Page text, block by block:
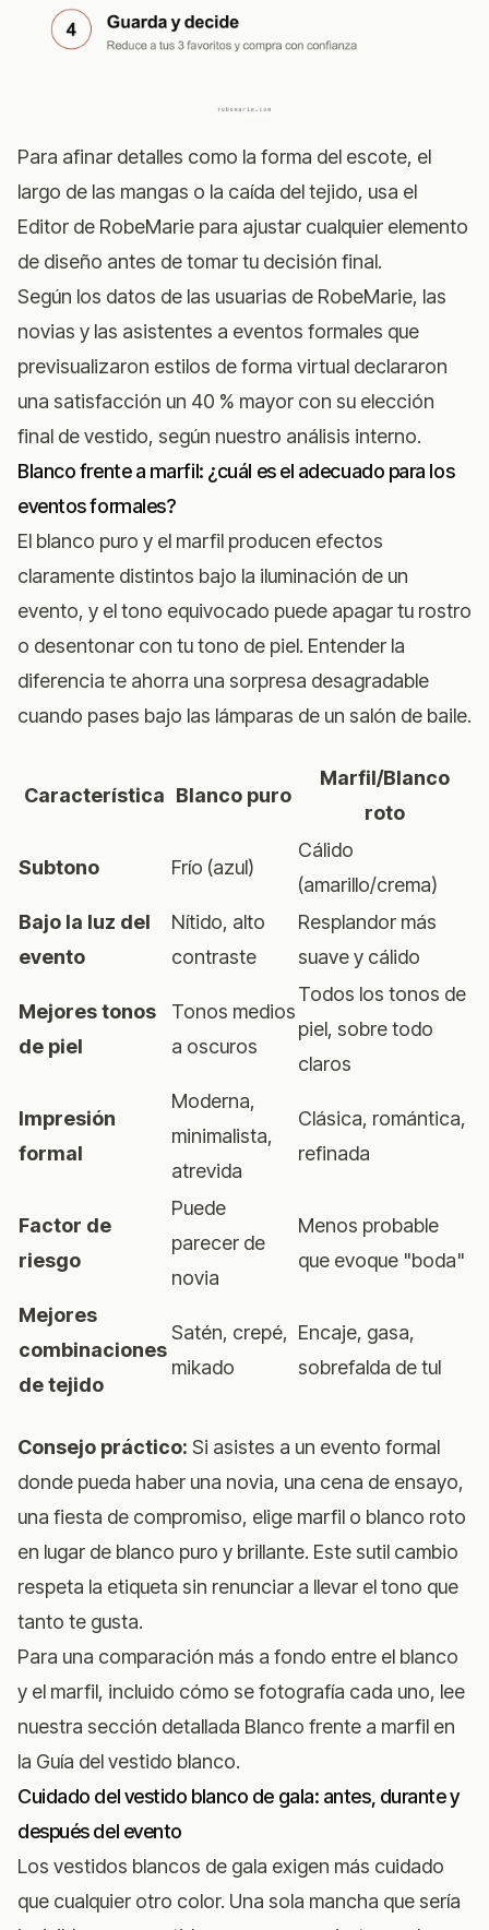
Para afinar detalles como la forma del escote, el
largo de las mangas o la caída del tejido, usa el
Editor de RobeMarie para ajustar cualquier elemento
de diseño antes de tomar tu decisión final.
Según los datos de las usuarias de RobeMarie, las
novias y las asistentes a eventos formales que
previsualizaron estilos de forma virtual declararon
una satisfacción un 40 % mayor con su elección
final de vestido, según nuestro análisis interno.
Blanco frente a marfil: ¿cuál es el adecuado para los
eventos formales?
El blanco puro y el marfil producen efectos
claramente distintos bajo la iluminación de un
evento, y el tono equivocado puede apagar tu rostro
o desentonar con tu tono de piel. Entender la
diferencia te ahorra una sorpresa desagradable
cuando pases bajo las lámparas de un salón de baile.
Característica Blanco puro
Marfil/Blanco
roto
Subtono Frío (azul)
Cálido
(amarillo/crema)
Bajo la luz del
evento
Nítido, alto
contraste
Resplandor más
suave y cálido
Mejores tonos
de piel
Tonos medios
a oscuros
Todos los tonos de
piel, sobre todo
claros
Impresión
formal
Moderna,
minimalista,
atrevida
Clásica, romántica,
refinada
Factor de
riesgo
Puede
parecer de
novia
Menos probable
que evoque "boda"
Mejores
combinaciones
de tejido
Satén, crepé,
mikado
Encaje, gasa,
sobrefalda de tul
Consejo práctico: Si asistes a un evento formal
donde pueda haber una novia, una cena de ensayo,
una fiesta de compromiso, elige marfil o blanco roto
en lugar de blanco puro y brillante. Este sutil cambio
respeta la etiqueta sin renunciar a llevar el tono que
tanto te gusta.
Para una comparación más a fondo entre el blanco
y el marfil, incluido cómo se fotografía cada uno, lee
nuestra sección detallada Blanco frente a marfil en
la Guía del vestido blanco.
Cuidado del vestido blanco de gala: antes, durante y
después del evento
Los vestidos blancos de gala exigen más cuidado
que cualquier otro color. Una sola mancha que sería